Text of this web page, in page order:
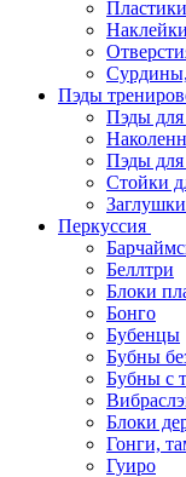
Пэды
Пэды для
Пэды для
Стойки
Перкуссия
Беллтри
Блоки
Бонго
Бубенцы
Бубны
Бубны с
Блоки
Гонги,
Гуиро